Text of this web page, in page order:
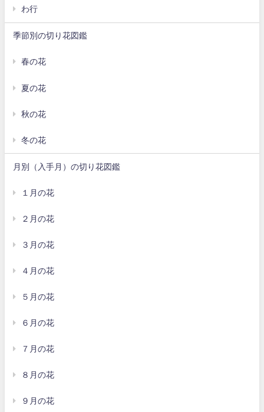
わ行
季節別の切り花図鑑
春の花
夏の花
秋の花
冬の花
月別（入手月）の切り花図鑑
１月の花
２月の花
３月の花
４月の花
５月の花
６月の花
７月の花
８月の花
９月の花